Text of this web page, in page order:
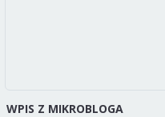
WPIS Z MIKROBLOGA